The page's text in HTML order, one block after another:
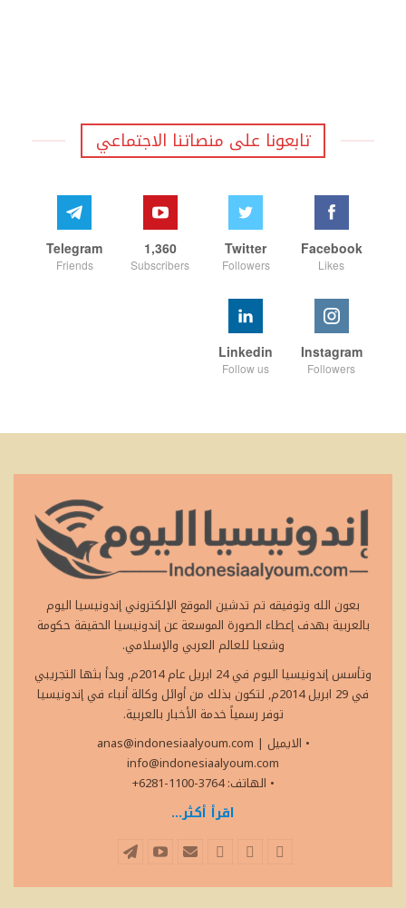
تابعونا على منصاتنا الاجتماعي
Facebook
Likes
Twitter
Followers
1,360
Subscribers
Telegram
Friends
Instagram
Followers
Linkedin
Follow us
بعون الله وتوفيقه تم تدشين الموقع الإلكتروني إندونيسيا اليوم
بالعربية بهدف إعطاء الصورة الموسعة عن إندونيسيا الحقيقة حكومة
وشعبا للعالم العربي والإسلامي.
وتأسس إندونيسيا اليوم في 24 ابريل عام 2014م, وبدأ بثها التجريبي
في 29 ابريل 2014م, لتكون بذلك من أوائل وكالة أنباء في إندونيسيا
توفر رسمياً خدمة الأخبار بالعربية.
• الايميل
anas@indonesiaalyoum.com |
info@indonesiaalyoum.com
• الهاتف: 3764-1100-6281+
اقرأ أكثر...